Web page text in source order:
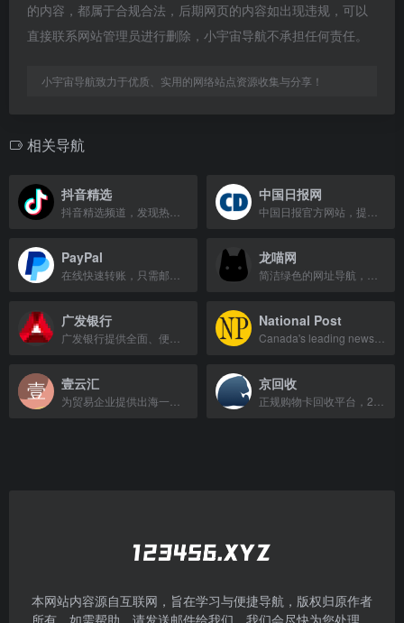
的内容，都属于合规合法，后期网页的内容如出现违规，可以
直接联系网站管理员进行删除，小宇宙导航不承担任何责任。
小宇宙导航致力于优质、实用的网络站点资源收集与分享！
相关导航
抖音精选 中国日报网
PayPal 龙喵网
广发银行 National Post
壹云汇 京回收
本网站内容源自互联网，旨在学习与便捷导航，版权归原作者